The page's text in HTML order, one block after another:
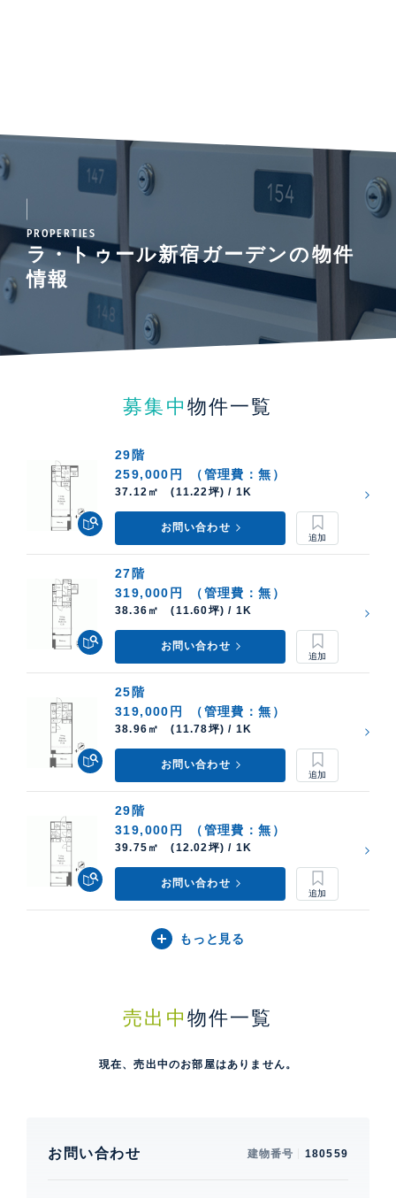
PROPERTIES
ラ・トゥール新宿ガーデンの物件
情報
募集中 物件一覧
29階
259,000円
（管理費：無）
37.12㎡ (11.22坪) / 1K
お問い合わせ
27階
319,000円
（管理費：無）
38.36㎡ (11.60坪) / 1K
お問い合わせ
25階
319,000円
（管理費：無）
38.96㎡ (11.78坪) / 1K
お問い合わせ
29階
319,000円
（管理費：無）
39.75㎡ (12.02坪) / 1K
お問い合わせ
もっと見る
売出中 物件一覧
現在、売出中のお部屋はありません。
お問い合わせ 建物番号 180559